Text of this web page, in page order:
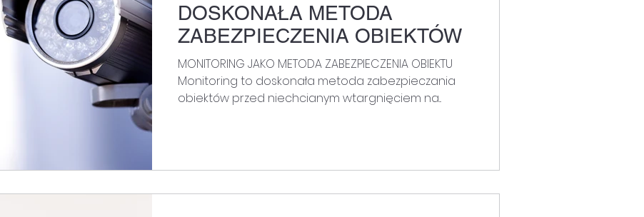
DOSKONAŁA METODA
ZABEZPIECZENIA OBIEKTÓW
MONITORING JAKO METODA ZABEZPIECZENIA OBIEKTU
Monitoring to doskonała metoda zabezpieczania
obiektów przed niechcianym wtargnięciem na...